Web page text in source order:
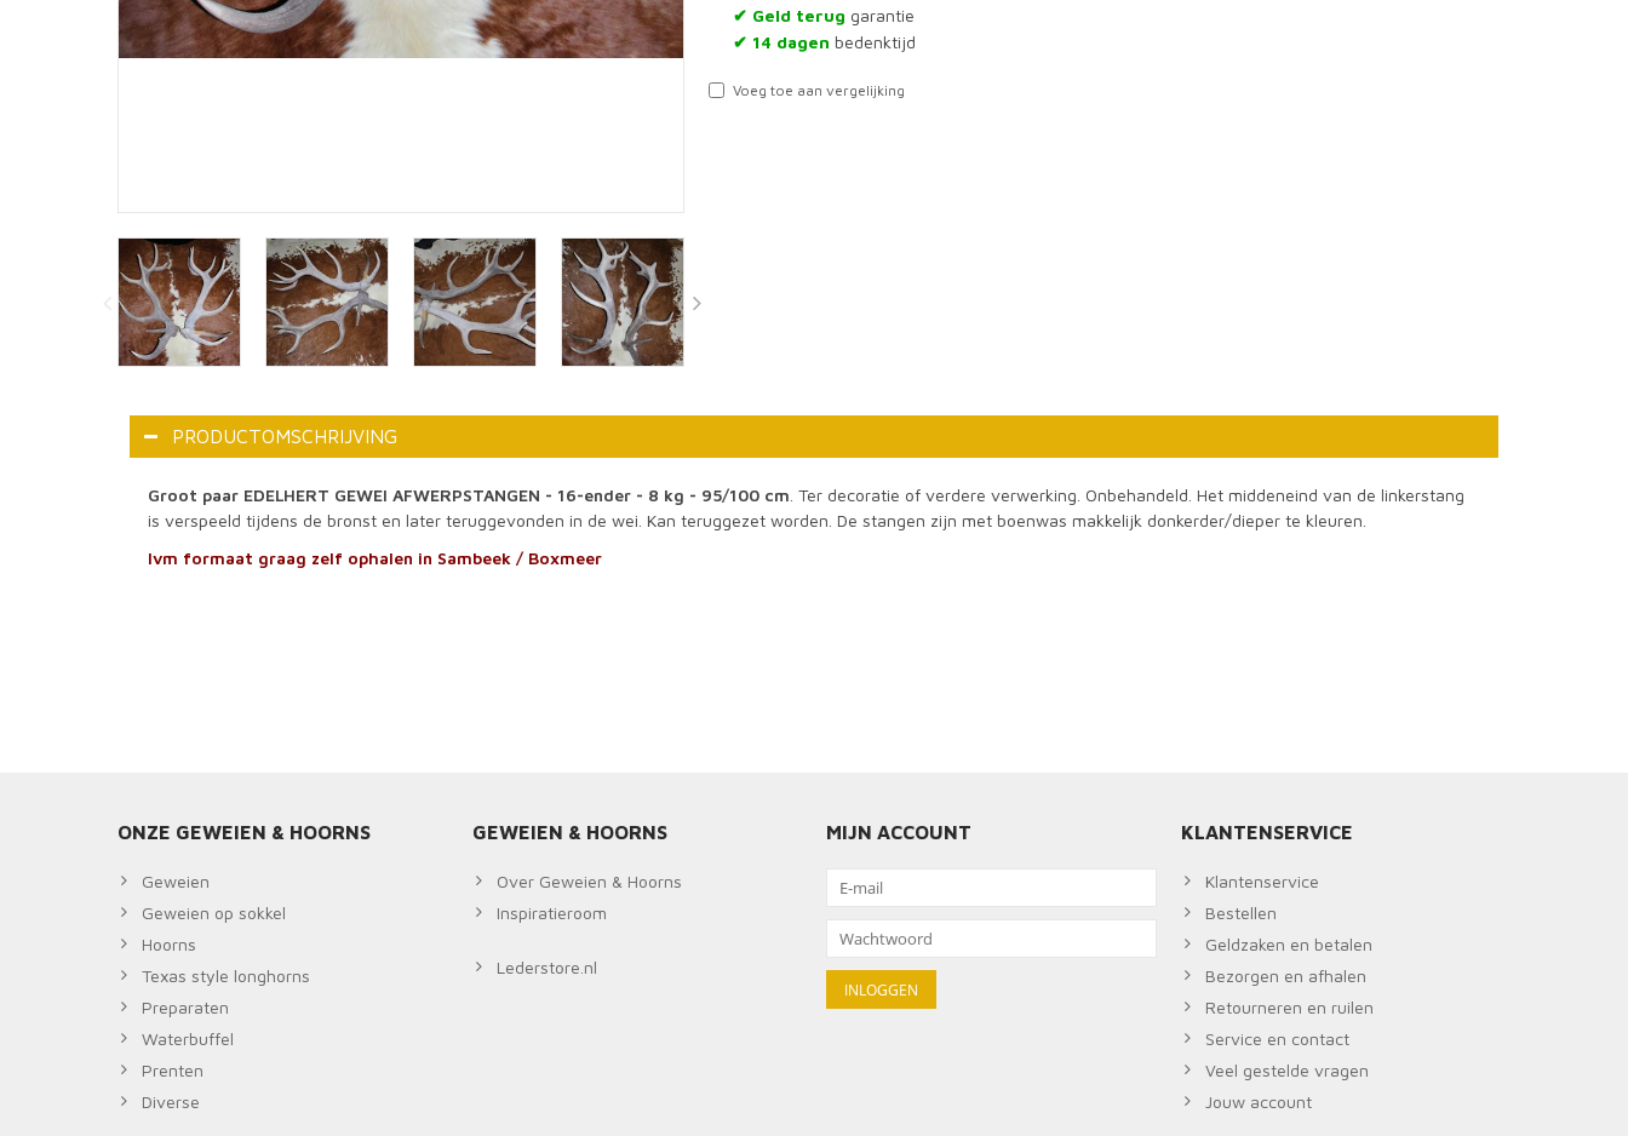
✔ Geld terug garantie
✔ 14 dagen bedenktijd
Voeg toe aan vergelijking
PRODUCTOMSCHRIJVING
Groot paar EDELHERT GEWEI AFWERPSTANGEN - 16-ender - 8 kg - 95/100 cm . Ter decoratie of verdere verwerking. Onbehandeld. Het middeneind van de linkerstang
is verspeeld tijdens de bronst en later teruggevonden in de wei. Kan teruggezet worden. De stangen zijn met boenwas makkelijk donkerder/dieper te kleuren.
Ivm formaat graag zelf ophalen in Sambeek / Boxmeer
ONZE GEWEIEN & HOORNS
Geweien
Geweien op sokkel
Hoorns
Texas style longhorns
Preparaten
Waterbuffel
Prenten
Diverse
GEWEIEN & HOORNS
Over Geweien & Hoorns
Inspiratieroom
Lederstore.nl
MIJN ACCOUNT KLANTENSERVICE
Klantenservice
Bestellen
Geldzaken en betalen
Bezorgen en afhalen
Retourneren en ruilen
Service en contact
Veel gestelde vragen
Jouw account